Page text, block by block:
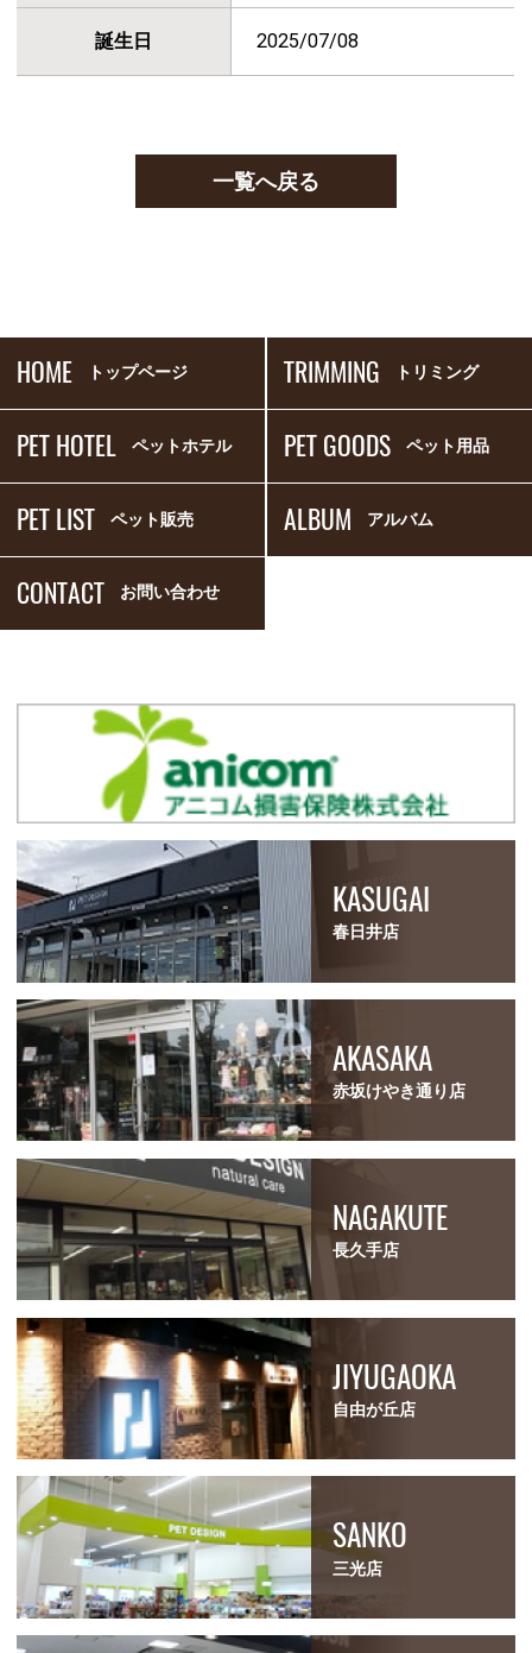
誕生日 2025/07/08
一覧へ戻る
HOME トップページ TRIMMING トリミング
PET HOTEL ペットホテル PET GOODS ペット用品
PET LIST ペット販売 ALBUM アルバム
CONTACT お問い合わせ
KASUGAI
春日井店
AKASAKA
赤坂けやき通り店
NAGAKUTE
長久手店
JIYUGAOKA
自由が丘店
SANKO
三光店